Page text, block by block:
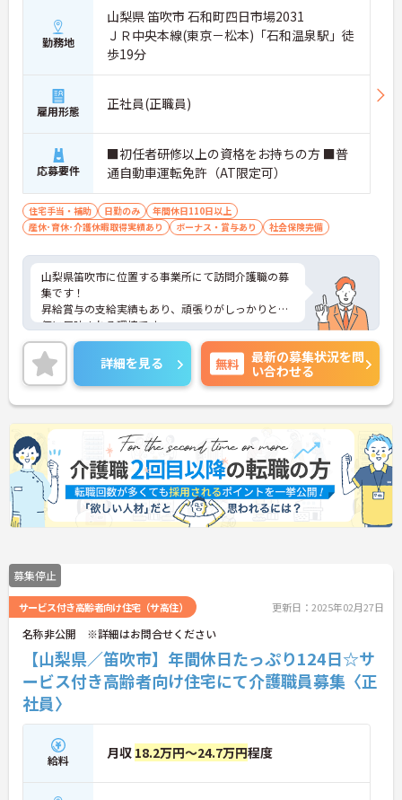
勤務地
山梨県 笛吹市 石和町四日市場2031
ＪＲ中央本線(東京－松本)「石和温泉駅」徒
歩19分
雇用形態 正社員(正職員)
応募要件
■初任者研修以上の資格をお持ちの方 ■普
通自動車運転免許（AT限定可）
住宅手当・補助 日勤のみ
年間休日110日以上
産休･育休･介護休暇取得実績あり
ボーナス・賞与あり 社会保険完備
山梨県笛吹市に位置する事業所にて訪問介護職の募
集です！
昇給賞与の支給実績もあり、頑張りがしっかりと評
価に反映される環境です。
ご興味ある方には、面接対策ポイントなど、さらに
詳細をお話しいたしますのでお気軽にご相談くださ
い！
詳細を見る 無料
最新の募集状況を問
い合わせる
募集停止
サービス付き高齢者向け住宅（サ高住） 更新日：2025年02月27日
名称非公開 ※詳細はお問合せください
【山梨県／笛吹市】年間休日たっぷり124日☆サ
ービス付き高齢者向け住宅にて介護職員募集〈正
社員〉
給料 月収 18.2万円～24.7万円程度